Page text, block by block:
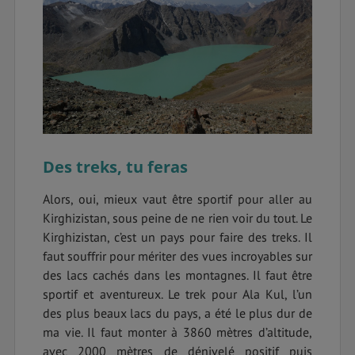
Des treks, tu feras
Alors, oui, mieux vaut être sportif pour aller au
Kirghizistan, sous peine de ne rien voir du tout. Le
Kirghizistan, c’est un pays pour faire des treks. Il
faut souffrir pour mériter des vues incroyables sur
des lacs cachés dans les montagnes. Il faut être
sportif et aventureux. Le trek pour Ala Kul, l’un
des plus beaux lacs du pays, a été le plus dur de
ma vie. Il faut monter à 3860 mètres d’altitude,
avec 2000 mètres de dénivelé positif puis